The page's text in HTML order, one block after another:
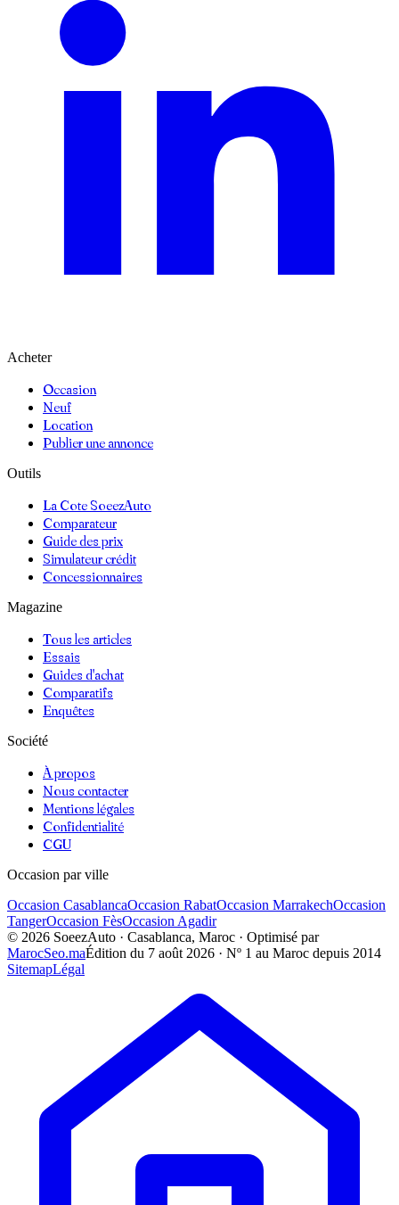
Acheter
Occasion
Neuf
Location
Publier une annonce
Outils
La Cote SoeezAuto
Comparateur
Guide des prix
Simulateur crédit
Concessionnaires
Magazine
Tous les articles
Essais
Guides d'achat
Comparatifs
Enquêtes
Société
À propos
Nous contacter
Mentions légales
Confidentialité
CGU
Occasion par ville
Occasion CasablancaOccasion RabatOccasion MarrakechOccasion
TangerOccasion FèsOccasion Agadir
© 2026 SoeezAuto · Casablanca, Maroc · Optimisé par
MarocSeo.maÉdition du 7 août 2026 · Nº 1 au Maroc depuis 2014
SitemapLégal